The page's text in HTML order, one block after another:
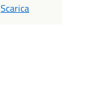
Scarica